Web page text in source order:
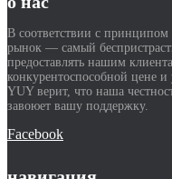
В соответствии с
рынок — самый
предоставлять нашим
конкурентоспособной цене и
YUY верит, что наша
завоюет вашу поддержку.
Facebook